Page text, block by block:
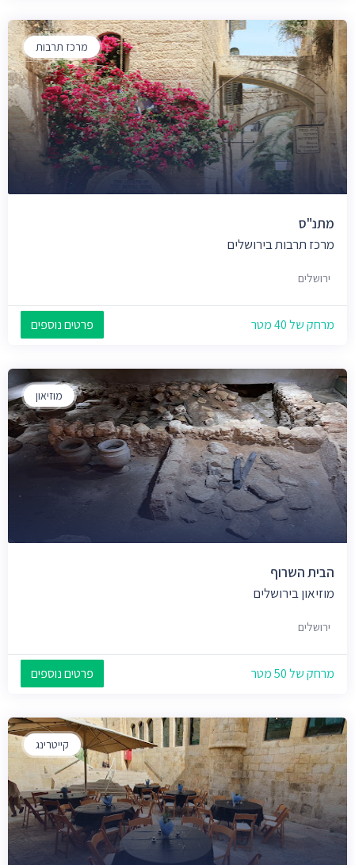
מרכז תרבות
מתנ"ס
מרכז תרבות בירושלים
ירושלים
מרחק של 40 מטר פרטים נוספים
מוזיאון
הבית השרוף
מוזיאון בירושלים
ירושלים
מרחק של 50 מטר פרטים נוספים
קייטרינג